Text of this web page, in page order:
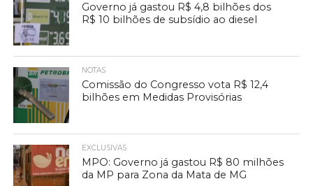
Governo já gastou R$ 4,8 bilhões dos
R$ 10 bilhões de subsídio ao diesel
NOTAS
Comissão do Congresso vota R$ 12,4
bilhões em Medidas Provisórias
EXCLUSIVAS
MPO: Governo já gastou R$ 80 milhões
da MP para Zona da Mata de MG